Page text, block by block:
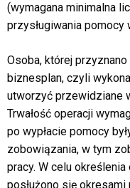
(wymagana minimalna
przysługiwania pomocy
Osoba, której
biznesplan, czyli
utworzyć przewidziane
Trwałość operacji
po wypłacie pomocy
zobowiązania, w tym
pracy. W celu
posłużono się